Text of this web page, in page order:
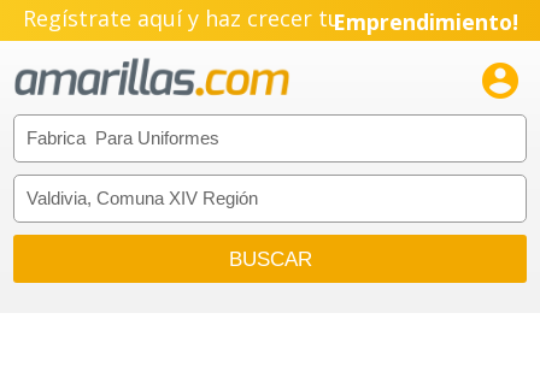
Regístrate aquí y haz crecer tuEmprendimiento!
